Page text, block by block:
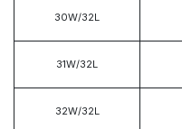
30W/32L
31W/32L
32W/32L